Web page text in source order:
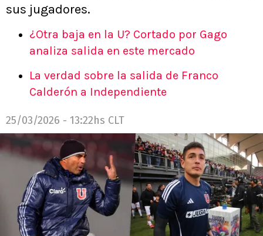
sus jugadores.
¿Otra baja en la U? Cortado por Gago
analiza salida en este mercado
La verdad sobre la salida de Franco
Calderón a Independiente
25/03/2026 - 13:22hs CLT